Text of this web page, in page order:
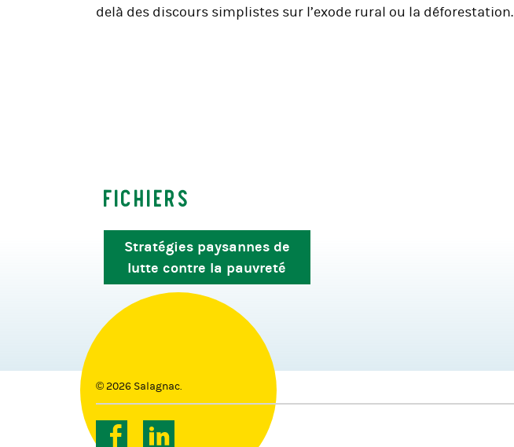
delà des discours simplistes sur l’exode rural ou la déforestation.
Fichiers
Stratégies paysannes de
lutte contre la pauvreté
© 2026 Salagnac.
Facebook